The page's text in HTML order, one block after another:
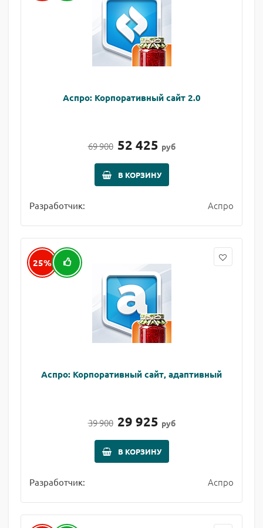
Аспро: Корпоративный сайт 2.0
69 900 52 425 руб
В КОРЗИНУ
Разработчик: Аспро
25%
Аспро: Корпоративный сайт, адаптивный
39 900 29 925 руб
В КОРЗИНУ
Разработчик: Аспро